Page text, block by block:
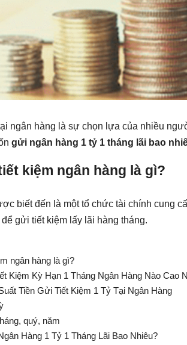
ngân hàng là sự chọn lựa của nhiều
gửi ngân hàng 1 tỷ 1 tháng lãi bao
kiệm ngân hàng là gì?
biết đến là một tổ chức tài chính cung
gửi tiết kiệm lấy lãi hàng tháng.
ngân hàng là gì?
Kiệm Kỳ Hạn 1 Tháng Ngân Hàng Nào Cao
Tiền Gửi Tiết Kiệm 1 Tỷ Tại Ngân Hàng
quý, năm
Hàng 1 Tỷ 1 Tháng Lãi Bao Nhiêu?